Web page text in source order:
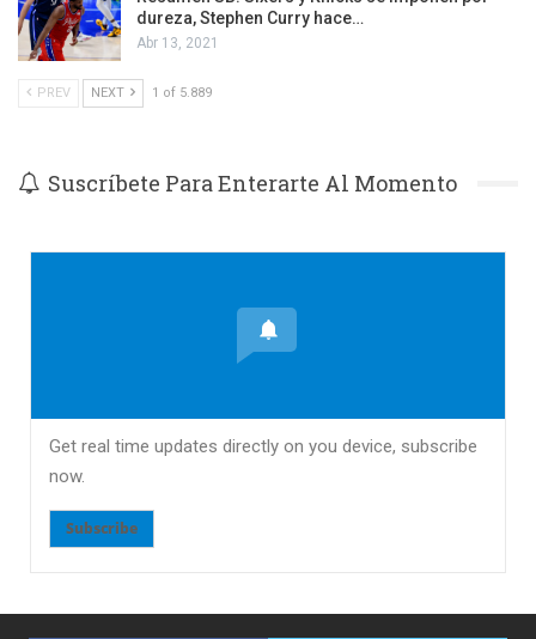
dureza, Stephen Curry hace…
Abr 13, 2021
PREV NEXT 1 of 5.889
Suscríbete Para Enterarte Al Momento
Get real time updates directly on you device, subscribe
now.
Subscribe